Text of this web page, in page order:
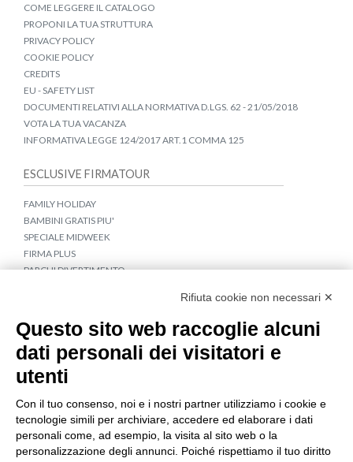
COME LEGGERE IL CATALOGO
PROPONI LA TUA STRUTTURA
PRIVACY POLICY
COOKIE POLICY
CREDITS
EU - SAFETY LIST
DOCUMENTI RELATIVI ALLA NORMATIVA D.LGS. 62 - 21/05/2018
VOTA LA TUA VACANZA
INFORMATIVA LEGGE 124/2017 ART.1 COMMA 125
ESCLUSIVE FIRMATOUR
FAMILY HOLIDAY
BAMBINI GRATIS PIU'
SPECIALE MIDWEEK
FIRMA PLUS
PARCHI DIVERTIMENTO
TRAGHETTI PER LA CROAZIA
IDEE DI VIAGGIO
CROCIERE IN BARCA A VELA
TOUR CROAZIA
TERME & WELLNESS
VACANZA GIOVANE A NOVALJA
Rifiuta cookie non necessari ✕
Questo sito web raccoglie alcuni
dati personali dei visitatori e
utenti
Con il tuo consenso, noi e i nostri partner utilizziamo i cookie e
tecnologie simili per archiviare, accedere ed elaborare i dati
personali come, ad esempio, la visita al sito web o la
personalizzazione degli annunci. Poiché rispettiamo il tuo diritto